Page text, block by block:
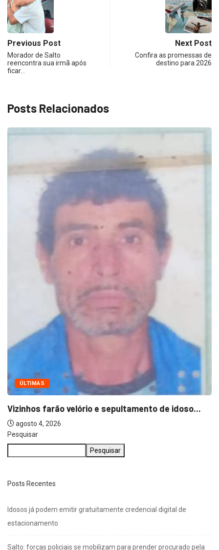
Previous Post
Morador de Salto
reencontra sua irmã após
ficar…
Next Post
Confira as promessas de
destino para 2026
Posts Relacionados
ÚLTIMAS
Vizinhos farão velório e sepultamento de idoso...
agosto 4, 2026
Pesquisar
Pesquisar
Posts Recentes
Idosos já podem emitir gratuitamente credencial digital de
estacionamento
Salto: forças policiais se mobilizam para prender procurado pela